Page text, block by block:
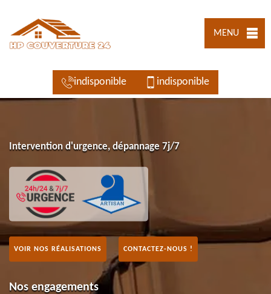
MENU
indisponible indisponible
Intervention d'urgence, dépannage 7j/7
VOIR NOS RÉALISATIONS CONTACTEZ-NOUS !
Nos engagements